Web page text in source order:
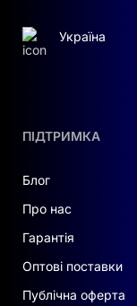
ПІДТРИМКА
Блог
Про нас
Гарантія
Оптові поставки
Публічна оферта
Україна